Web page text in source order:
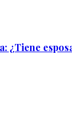
¿Tiene